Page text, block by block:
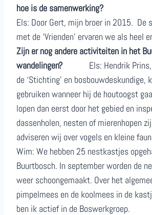
hoe is de samenwerking?
Els: Door Gert, mijn broer in 2015. De
met de ‘Vrienden’ ervaren we als heel
Zijn er nog andere activiteiten in het
wandelingen? Els: Hendrik
de ‘Stichting’ en bosbouwdeskundige,
gebruiken wanneer hij de houtoogst
lopen dan eerst door het gebied en
dassenholen, nesten of mierenhopen
adviseren wij over vogels en kleine
Wim: We hebben 25 nestkastjes
Buurtbosch. In september worden de
weer schoongemaakt. Over het
pimpelmees en de koolmees in de
ben ik actief in de Boswerkgroep.